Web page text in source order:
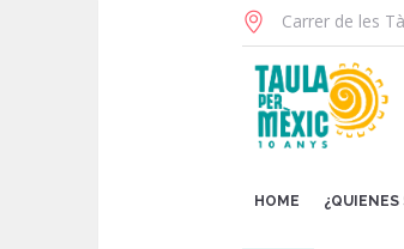
Carrer de les
HOME ¿QUIENES